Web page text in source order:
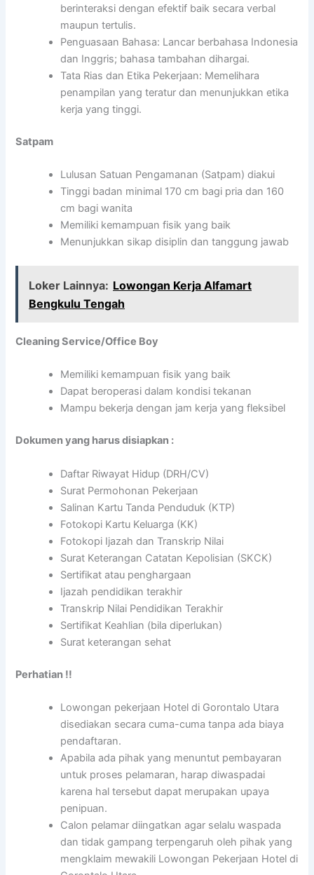
berinteraksi dengan efektif baik secara verbal
maupun tertulis.
Penguasaan Bahasa: Lancar berbahasa Indonesia
dan Inggris; bahasa tambahan dihargai.
Tata Rias dan Etika Pekerjaan: Memelihara
penampilan yang teratur dan menunjukkan etika
kerja yang tinggi.
Satpam
Lulusan Satuan Pengamanan (Satpam) diakui
Tinggi badan minimal 170 cm bagi pria dan 160
cm bagi wanita
Memiliki kemampuan fisik yang baik
Menunjukkan sikap disiplin dan tanggung jawab
Loker Lainnya: Lowongan Kerja Alfamart
Bengkulu Tengah
Cleaning Service/Office Boy
Memiliki kemampuan fisik yang baik
Dapat beroperasi dalam kondisi tekanan
Mampu bekerja dengan jam kerja yang fleksibel
Dokumen yang harus disiapkan :
Daftar Riwayat Hidup (DRH/CV)
Surat Permohonan Pekerjaan
Salinan Kartu Tanda Penduduk (KTP)
Fotokopi Kartu Keluarga (KK)
Fotokopi Ijazah dan Transkrip Nilai
Surat Keterangan Catatan Kepolisian (SKCK)
Sertifikat atau penghargaan
Ijazah pendidikan terakhir
Transkrip Nilai Pendidikan Terakhir
Sertifikat Keahlian (bila diperlukan)
Surat keterangan sehat
Perhatian !!
Lowongan pekerjaan Hotel di Gorontalo Utara
disediakan secara cuma-cuma tanpa ada biaya
pendaftaran.
Apabila ada pihak yang menuntut pembayaran
untuk proses pelamaran, harap diwaspadai
karena hal tersebut dapat merupakan upaya
penipuan.
Calon pelamar diingatkan agar selalu waspada
dan tidak gampang terpengaruh oleh pihak yang
mengklaim mewakili Lowongan Pekerjaan Hotel di